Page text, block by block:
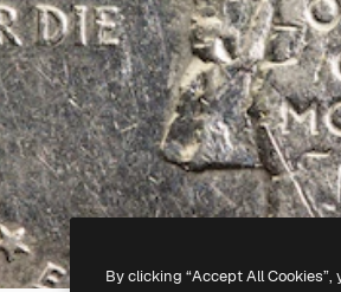
By clicking “Accept All